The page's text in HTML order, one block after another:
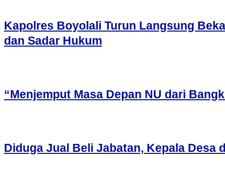
Kapolres Boyolali Turun Langsung
dan Sadar Hukum
“Menjemput Masa Depan NU dari
Diduga Jual Beli Jabatan, Kepala Desa